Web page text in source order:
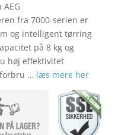
fra 7000-serien er
og intelligent tørring
på 8 kg og
høj effektivitet
… læs mere her